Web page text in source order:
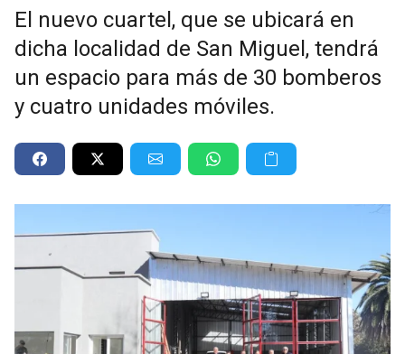
El nuevo cuartel, que se ubicará en
dicha localidad de San Miguel, tendrá
un espacio para más de 30 bomberos
y cuatro unidades móviles.